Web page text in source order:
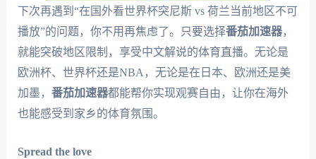
下次再遇到“在国外看世界杯突尼斯 vs 荷兰当前地区不可
播放”的问题，你不用再焦虑了。只要选择番茄加速器，
就能突破地区限制，享受中文解说的体育直播。无论是
欧洲杯、世界杯还是NBA，无论是在日本、欧洲还是美
加墨， 番茄加速器都能帮你实现观赛自由，让你在海外
也能感受到家乡的体育氛围。
Spread the love